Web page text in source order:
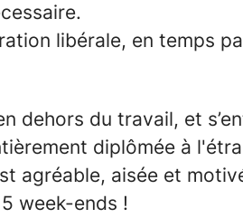
libérale, en temps
dehors du travail, et
diplômée à
agréable, aisée et
week-ends !